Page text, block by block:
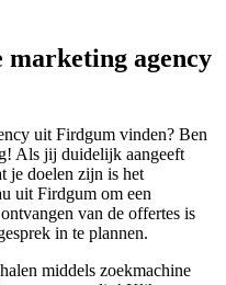
marketing agency
uit Firdgum vinden? Ben
Als jij duidelijk aangeeft
je doelen zijn is het
uit Firdgum om een
van de offertes is
in te plannen.
middels zoekmachine